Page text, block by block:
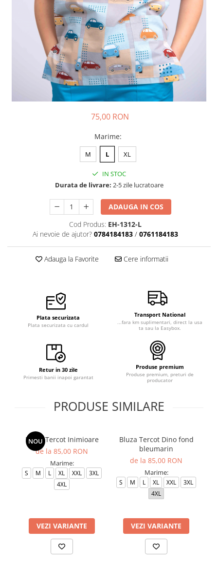
Fuste, Sarafane
Sarafane Mira
Fuste medicale
Sarafane medicale
Veste, Jachete
Veste de lucru
Jachete de lucru
Halate medicale polar - unisex
Sorturi restaurante
Tricouri de lucru
Saboti medicali
ACCESORII
Noutati
75,00 RON
Marime:
M L XL
IN STOC
Durata de livrare: 2-5 zile lucratoare
ADAUGA IN COS
Cod Produs: EH-1312-L
Ai nevoie de ajutor? 0784184183 / 0761184183
Adauga la Favorite Cere informatii
Plata securizata
Plata securizata cu cardul
Transport National
...fara km suplimentari, direct la usa
ta sau la Easybox.
Retur in 30 zile
Primesti banii inapoi garantat
Produse premium
Produse premium, preturi de
producator
PRODUSE SIMILARE
NOU
Bluza Tercot Inimioare
de la 85,00 RON
Marime:
S M L XL XXL
3XL
4XL
VEZI VARIANTE
Bluza Tercot Dino fond
bleumarin
de la 85,00 RON
Marime:
S M L XL XXL
3XL
4XL
VEZI VARIANTE